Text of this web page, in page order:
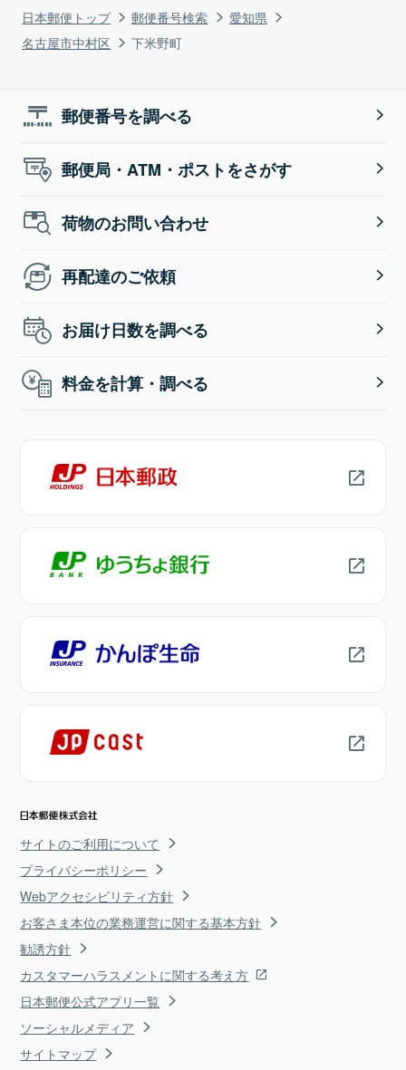
日本郵便トップ 郵便番号検索
愛知県
名古屋市中村区
下米野町
郵便番号を調べる
郵便局・ATM・ポストをさがす
荷物のお問い合わせ
再配達のご依頼
お届け日数を調べる
料金を計算・調べる
サイトのご利用について
プライバシーポリシー
Webアクセシビリティ方針
お客さま本位の業務運営に関する基本方針
勧誘方針
カスタマーハラスメントに関する考え方
日本郵便公式アプリ一覧
ソーシャルメディア
サイトマップ